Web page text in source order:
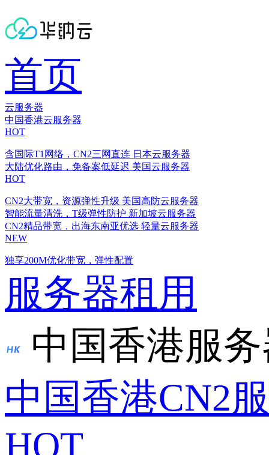
首页
云服务器
中国香港云服务器
HOT
含国际T1网络，CN2三网直连 日本云服务器
大陆优化路由，免备案低延迟 美国云服务器
HOT
CN2大带宽，资源弹性升级 美国高防云服务器
智能流量清洗，T级弹性防护 新加坡云服务器
CN2精品带宽，出海东南亚优选 轻量云服务器
NEW
独享200M优化带宽，弹性配置
服务器租用
中国香港服
中国香港CN2
HOT